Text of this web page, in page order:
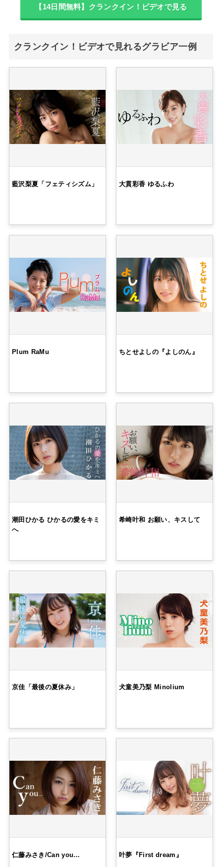
【14日間無料】クランクイン！ビデオで見る
クランクイン！ビデオで見れるグラビア一例
藍沢梨夏「フェティシズム」 大貫彩香 ゆるふわ
Plum RaMu ちとせよしの『よしのん』
潮田ひかる ひかるの愛をキミ
へ
希崎叶和 お願い、キスして
京佳「最後の夏休み」 犬童美乃梨 Minolium
仁藤みさき/Can you… 叶夢『First dream』